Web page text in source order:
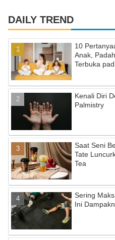
c
e
b
o
o
k
a
gr
a
m
u
T
u
b
e
C
a
n
n
el
DAILY TREND
10
Anak,
Terbuka
Kenali Diri
Palmistry
Saat Seni
Tate
Tea
Sering
Ini